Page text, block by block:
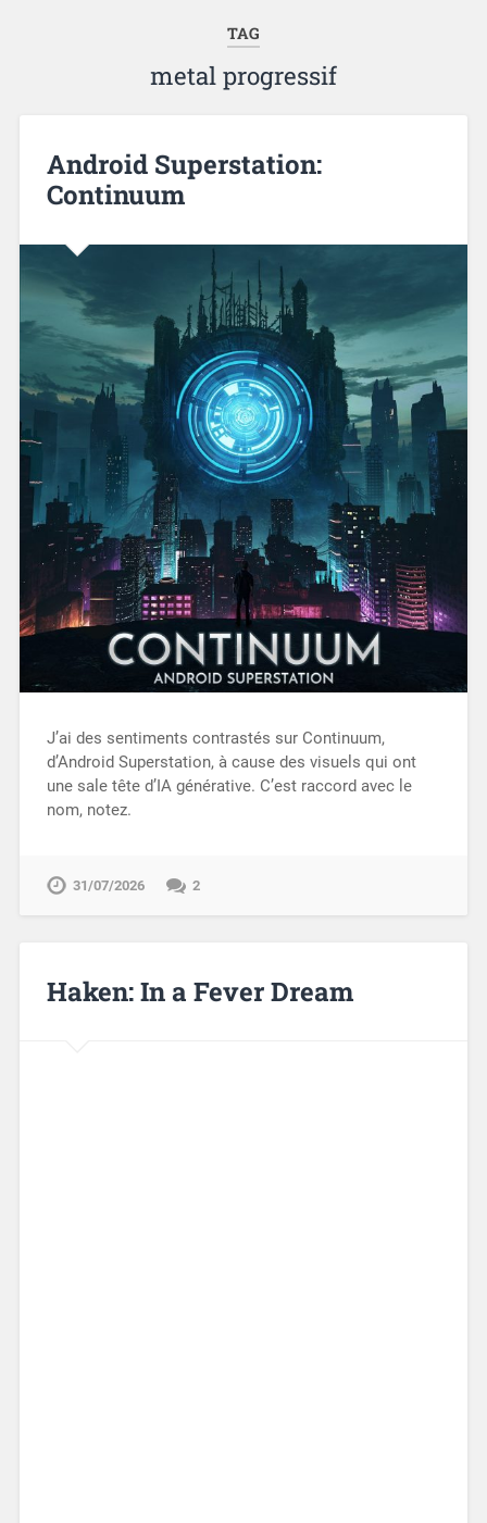
TAG
metal progressif
Android Superstation:
Continuum
J’ai des sentiments contrastés sur Continuum,
d’Android Superstation, à cause des visuels qui ont
une sale tête d’IA générative. C’est raccord avec le
nom, notez.
31/07/2026 2
Haken: In a Fever Dream